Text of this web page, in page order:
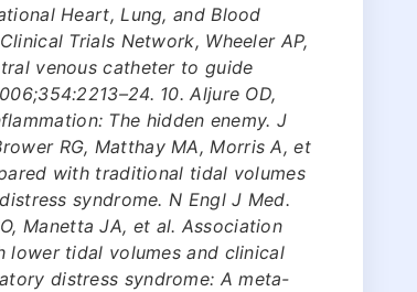
Heart, Lung, and Blood
Trials Network, Wheeler AP,
venous catheter to guide
10. Aljure OD,
The hidden enemy. J
RG, Matthay MA, Morris A, et
with traditional tidal volumes
syndrome. N Engl J Med.
Manetta JA, et al. Association
tidal volumes and clinical
distress syndrome: A meta-